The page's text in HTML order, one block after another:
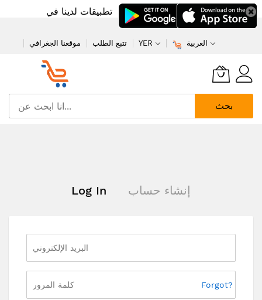
تطبيقات لدينا في
موقعنا الجغرافي تتبع الطلب YER العربية
بحث
Log In إنشاء حساب
Forgot?